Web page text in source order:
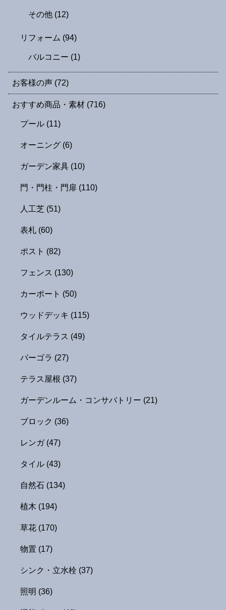
その他 (12)
リフォーム (94)
バルコニー (1)
お客様の声 (72)
おすすめ商品・素材 (716)
プール (11)
オーニング (6)
ガーデン家具 (10)
門・門柱・門扉 (110)
人工芝 (51)
表札 (60)
ポスト (82)
フェンス (130)
カーポート (50)
ウッドデッキ (115)
タイルテラス (49)
パーゴラ (27)
テラス屋根 (37)
ガーデンルーム・コンサバトリー (21)
ブロック (36)
レンガ (47)
タイル (43)
自然石 (134)
植木 (194)
草花 (170)
物置 (17)
シンク・立水栓 (37)
照明 (36)